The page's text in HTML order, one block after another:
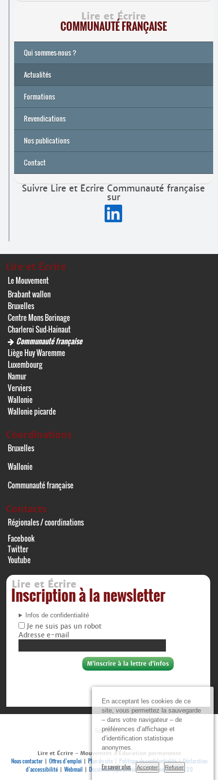
En acceptant les cookies de ce
site, vous permettez la sauvegarde
– dans votre navigateur – de
préférences d’affichage et
d’identification statistique
anonymes.
En savoir plus Accepter Refuser
Lire et Écrire
COMMUNAUTÉ FRANÇAISE
Qui sommes-nous ?
Actualités
Formations
Archives
Université de printemps 2026
Revendications
Nos publications
Contact
Suivre Lire et Écrire Communauté française
sur
Lire et Écrire
Le Mouvement
Brabant wallon
Bruxelles
Centre Mons Borinage
Charleroi Sud-Hainaut
Communauté française
Liège Huy Waremme
Luxembourg
Namur
Verviers
Wallonie
Wallonie picarde
Coordinations
Bruxelles
Wallonie
Communauté française
Contacts
Régionales / coordinations
Facebook
Twitter
Youtube
Lire et Écrire
Inscription à la newsletter
Infos de confidentialité
Je ne suis pas un robot
Adresse e-mail
Soutiens :
Lire et Écrire - Mouvement d’Éducation permanente
Nous contacter| Offres d’emploi Plan du site| Politique de confidentialité|Déclaration
d’accessibilité| Webmail Documenthèque privée|Se connecter|RSS 2.0